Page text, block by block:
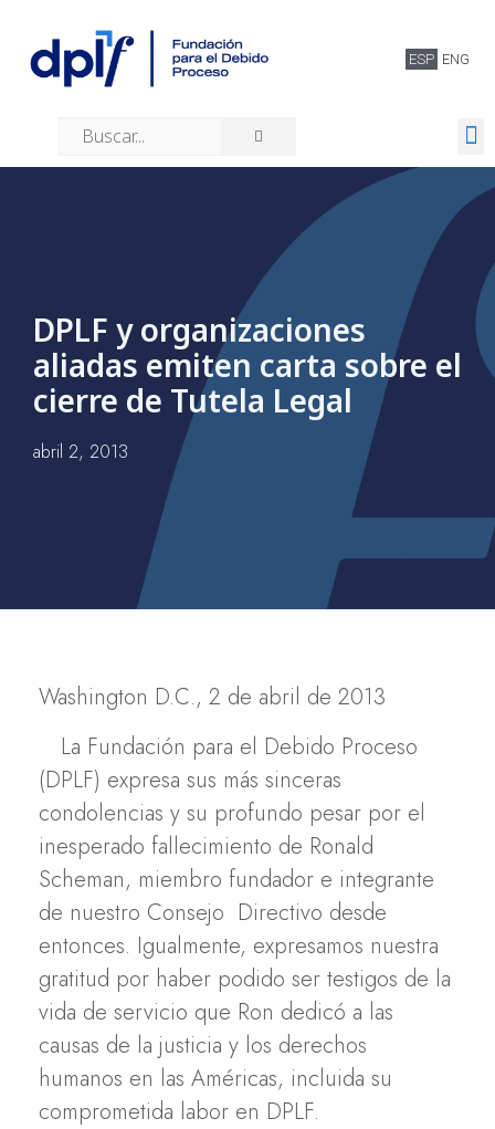
ESP ENG
DPLF y organizaciones
aliadas emiten carta sobre el
cierre de Tutela Legal
abril 2, 2013
Washington D.C., 2 de abril de 2013
La Fundación para el Debido Proceso
(DPLF) expresa sus más sinceras
condolencias y su profundo pesar por el
inesperado fallecimiento de Ronald
Scheman, miembro fundador e integrante
de nuestro Consejo Directivo desde
entonces. Igualmente, expresamos nuestra
gratitud por haber podido ser testigos de la
vida de servicio que Ron dedicó a las
causas de la justicia y los derechos
humanos en las Américas, incluida su
comprometida labor en DPLF.